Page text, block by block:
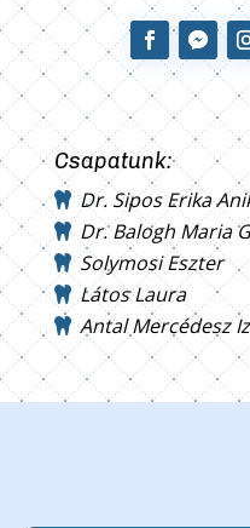
Csapatunk:
Dr. Sipos Erika
Dr. Balogh Maria
Solymosi Eszter
Látos Laura
Antal Mercédesz